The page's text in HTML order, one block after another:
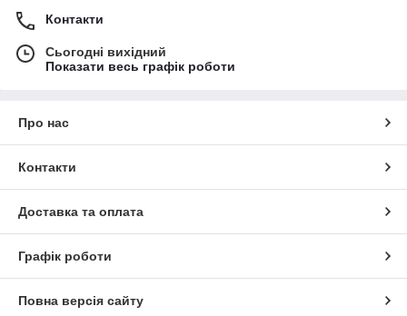
Контакти
Сьогодні вихідний
Показати весь графік роботи
Про нас
Контакти
Доставка та оплата
Графік роботи
Повна версія сайту